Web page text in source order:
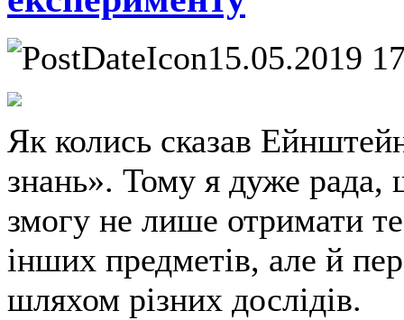
15.05.2019
Як колись сказав
знань». Тому я дуже рада,
змогу не лише отримати
інших предметів, але й
шляхом різних дослідів.